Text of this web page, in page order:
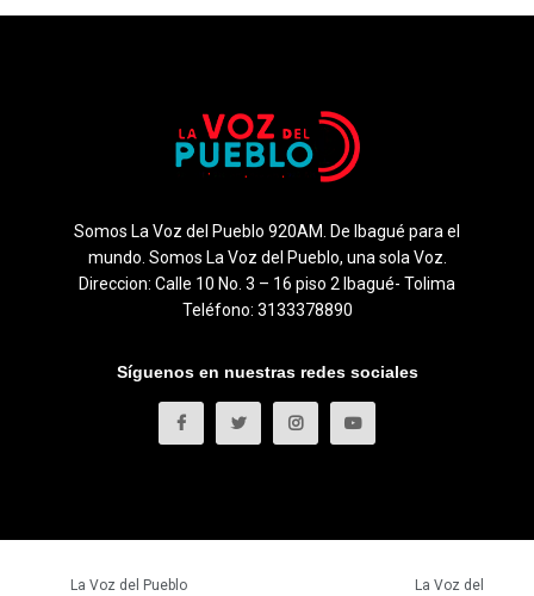
Somos La Voz del Pueblo 920AM. De Ibagué para el
mundo. Somos La Voz del Pueblo, una sola Voz.
Direccion: Calle 10 No. 3 – 16 piso 2 Ibagué- Tolima
Teléfono: 3133378890
Síguenos en nuestras redes sociales
La Voz del Pueblo La Voz del